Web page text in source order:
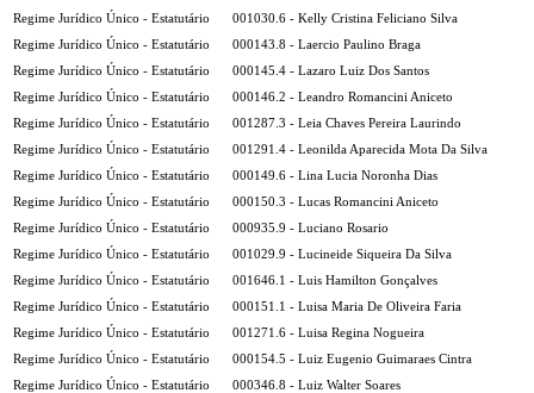
Regime Jurídico Único - Estatutário
001030.6 - Kelly Cristina Feliciano Silva
Regime Jurídico Único - Estatutário
000143.8 - Laercio Paulino Braga
Regime Jurídico Único - Estatutário
000145.4 - Lazaro Luiz Dos Santos
Regime Jurídico Único - Estatutário
000146.2 - Leandro Romancini Aniceto
Regime Jurídico Único - Estatutário
001287.3 - Leia Chaves Pereira Laurindo
Regime Jurídico Único - Estatutário
001291.4 - Leonilda Aparecida Mota Da Silva
Regime Jurídico Único - Estatutário
000149.6 - Lina Lucia Noronha Dias
Regime Jurídico Único - Estatutário
000150.3 - Lucas Romancini Aniceto
Regime Jurídico Único - Estatutário
000935.9 - Luciano Rosario
Regime Jurídico Único - Estatutário
001029.9 - Lucineide Siqueira Da Silva
Regime Jurídico Único - Estatutário
001646.1 - Luis Hamilton Gonçalves
Regime Jurídico Único - Estatutário
000151.1 - Luisa Maria De Oliveira Faria
Regime Jurídico Único - Estatutário
001271.6 - Luisa Regina Nogueira
Regime Jurídico Único - Estatutário
000154.5 - Luiz Eugenio Guimaraes Cintra
Regime Jurídico Único - Estatutário
000346.8 - Luiz Walter Soares